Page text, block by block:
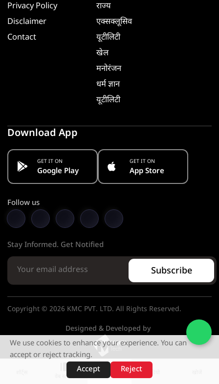
वेब स्टोरीज़
Privacy Policy
Disclaimer
Contact
राज्य
एक्सक्लूसिव
यूटीलिटी
खेल
मनोरंजन
धर्म ज्ञान
यूटीलिटी
Download App
GET IT ON
Google Play
GET IT ON
App Store
Follow us
Stay Informed. Get Notified
Subscribe
Copyright © 2026 KMC PVT. LTD. All Rights Reserved.
Designed & Developed by
We use cookies to enhance your experience. You can
accept or reject tracking.
Accept
Reject